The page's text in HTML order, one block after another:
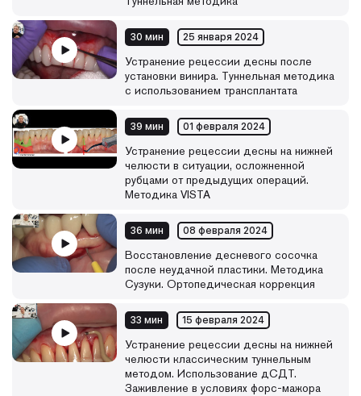
30 мин 25 января 2024
Устранение рецессии десны после
установки винира. Туннельная методика
с использованием трансплантата
39 мин 01 февраля 2024
Устранение рецессии десны на нижней
челюсти в ситуации, осложненной
рубцами от предыдущих операций.
Методика VISTA
36 мин 08 февраля 2024
Восстановление десневого сосочка
после неудачной пластики. Методика
Сузуки. Ортопедическая коррекция
33 мин 15 февраля 2024
Устранение рецессии десны на нижней
челюсти классическим туннельным
методом. Использование дСДТ.
Заживление в условиях форс-мажора